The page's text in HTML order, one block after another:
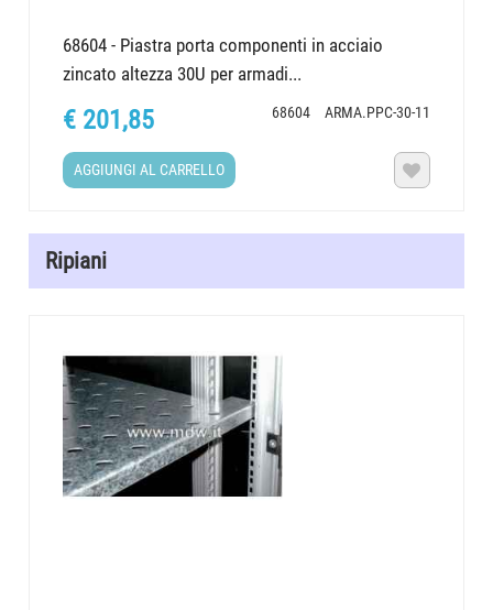
68604 - Piastra porta componenti in acciaio
zincato altezza 30U per armadi...
68604 ARMA.PPC-30-11
€ 201,85
AGGIUNGI AL CARRELLO 
Ripiani